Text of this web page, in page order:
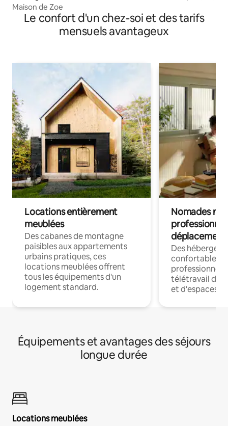
Maison de Zoe
Le confort d'un chez-soi et des tarifs
mensuels avantageux
Locations entièrement
meublées
Des cabanes de montagne
paisibles aux appartements
urbains pratiques, ces
locations meublées offrent
tous les équipements d'un
logement standard.
Nomades
déplacement
Des
confortables
professionnels
télétravail
et d'espaces
Équipements et avantages des séjours
longue durée
Locations meublées